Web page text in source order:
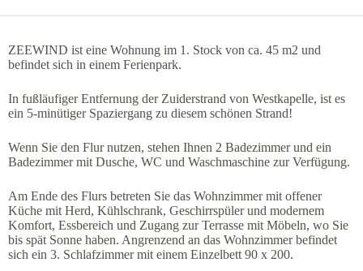
ZEEWIND ist eine Wohnung im 1. Stock von ca. 45 m2 und
befindet sich in einem Ferienpark.
In fußläufiger Entfernung der Zuiderstrand von Westkapelle, ist es
ein 5-minütiger Spaziergang zu diesem schönen Strand!
Wenn Sie den Flur nutzen, stehen Ihnen 2 Badezimmer und ein
Badezimmer mit Dusche, WC und Waschmaschine zur Verfügung.
Am Ende des Flurs betreten Sie das Wohnzimmer mit offener
Küche mit Herd, Kühlschrank, Geschirrspüler und modernem
Komfort, Essbereich und Zugang zur Terrasse mit Möbeln, wo Sie
bis spät Sonne haben. Angrenzend an das Wohnzimmer befindet
sich ein 3. Schlafzimmer mit einem Einzelbett 90 x 200.